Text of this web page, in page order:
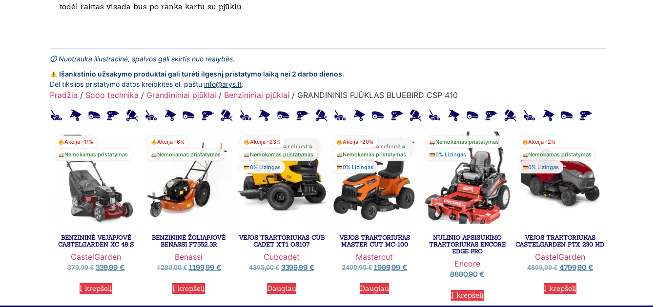
todėl raktas visada bus po ranka kartu su pjūklu.
🛈 Nuotrauka iliustracinė, spalvos gali skirtis nuo realybės.
Išankstinio užsakymo produktai gali turėti ilgesnį pristatymo laiką nei 2 darbo dienos.
Dėl tikslios pristatymo datos kreipkitės el. paštu info@arys.lt.
Pradžia / Sodo technika / Grandininiai pjūklai / Benzininiai pjūklai / GRANDININIS PJŪKLAS BLUEBIRD CSP 410
Akcija -11%
Nemokamas pristatymas
BENZININĖ VEJAPJOVĖ
CASTELGARDEN XC 48 S
CastelGarden
379,99€ 339,99€
Į krepšelį
Akcija -6%
Nemokamas pristatymas
BENZININĖ ŽOLIAPJOVĖ
BENASSI FT552 3R
Benassi
1280,00€ 1199,99 €
Į krepšelį
Akcija -23%
Nemokamas pristatymas
0% Lizingas
Išparduota
VEJOS TRAKTORIUKAS CUB
CADET XT1 OS107
Cubcadet
4395,00€ 3399,99 €
Daugiau
Akcija -20%
Nemokamas pristatymas
0% Lizingas
Išparduota
VEJOS TRAKTORIUKAS
MASTER CUT MC-100
Mastercut
2499,90€ 1999,99€
Daugiau
Nemokamas pristatymas
0% Lizingas
NULINIO APSISUKIMO
TRAKTORIUKAS ENCORE
EDGE PRO
Encore
8880,90€
Į krepšelį
Akcija -2%
Nemokamas pristatymas
0% Lizingas
VEJOS TRAKTORIUKAS
CASTELGARDEN PTX 230 HD
CastelGarden
4899,99€ 4799,90€
Į krepšelį